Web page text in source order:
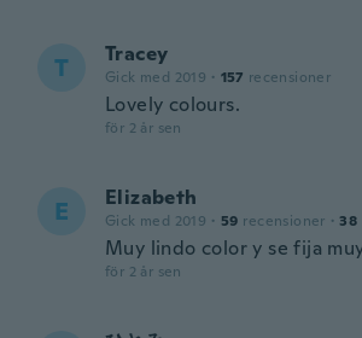
T Tracey
Gick med 2019 · 157 recensioner
Lovely colours.
för 2 år sen
E Elizabeth
Gick med 2019 · 59 recensioner · 38
Muy lindo color y se fija
för 2 år sen